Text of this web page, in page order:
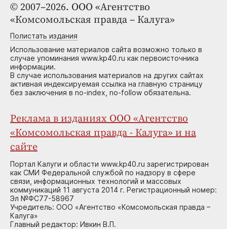
© 2007–2026. ООО «Агентство
«Комсомольская правда – Калуга»
Полистать издания
Использование материалов сайта возможно только в
случае упоминания www.kp40.ru как первоисточника
информации.
В случае использования материалов на других сайтах
активная индексируемая ссылка на главную страницу
без заключения в no-index, no-follow обязательна.
Реклама в изданиях ООО «Агентство
«Комсомольская правда - Калуга» и на
сайте
Портал Калуги и области www.kp40.ru зарегистрирован
как СМИ Федеральной службой по надзору в сфере
связи, информационных технологий и массовых
коммуникаций 11 августа 2014 г. Регистрационный номер:
Эл №ФС77-58967
Учредитель: ООО «Агентство «Комсомольская правда –
Калуга»
Главный редактор: Ивкин В.П.